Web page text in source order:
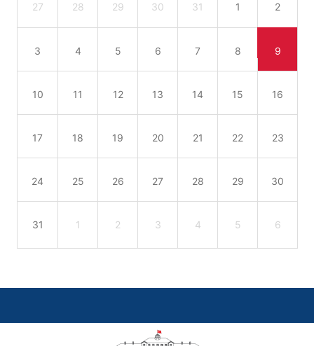
27 28 29 30 31 1 2
3 4 5 6 7 8 9
10 11 12 13 14 15 16
17 18 19 20 21 22 23
24 25 26 27 28 29 30
31 1 2 3 4 5 6